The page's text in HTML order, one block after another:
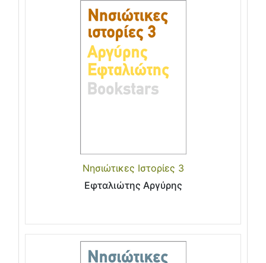
Νησιώτικες Ιστορίες 3
Εφταλιώτης Αργύρης